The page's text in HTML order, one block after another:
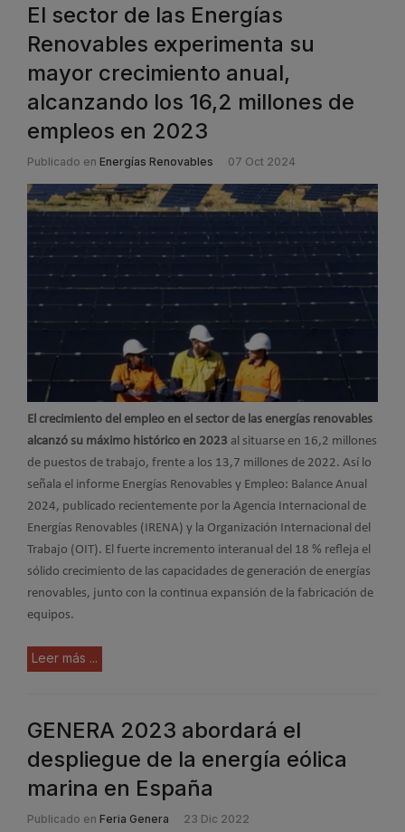
El sector de las Energías
Renovables experimenta su
mayor crecimiento anual,
alcanzando los 16,2 millones de
empleos en 2023
Publicado en Energías Renovables 07 Oct 2024
El crecimiento del empleo en el sector de las energías renovables
alcanzó su máximo histórico en 2023 al situarse en 16,2 millones
de puestos de trabajo, frente a los 13,7 millones de 2022. Así lo
señala el informe Energías Renovables y Empleo: Balance Anual
2024, publicado recientemente por la Agencia Internacional de
Energías Renovables (IRENA) y la Organización Internacional del
Trabajo (OIT). El fuerte incremento interanual del 18 % refleja el
sólido crecimiento de las capacidades de generación de energías
renovables, junto con la continua expansión de la fabricación de
equipos.
Leer más ...
GENERA 2023 abordará el
despliegue de la energía eólica
marina en España
Publicado en Feria Genera 23 Dic 2022